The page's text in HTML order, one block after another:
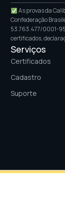
As provas da
Confederação
53.763.477/0001-
certificados,
Serviços
Certificados
Cadastro
Suporte